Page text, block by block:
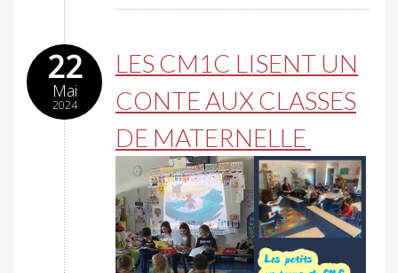
22
Mai
2024
LES CM1C LISENT UN
CONTE AUX CLASSES
DE MATERNELLE